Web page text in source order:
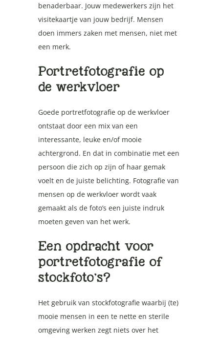
benaderbaar. Jouw medewerkers zijn het
visitekaartje van jouw bedrijf. Mensen
doen immers zaken met mensen, niet met
een merk.
Portretfotografie op
de werkvloer
Goede portretfotografie op de werkvloer
ontstaat door een mix van een
interessante, leuke en/of mooie
achtergrond. En dat in combinatie met een
persoon die zich op zijn of haar gemak
voelt en de juiste belichting. Fotografie van
mensen op de werkvloer wordt vaak
gemaakt als de foto’s een juiste indruk
moeten geven van het werk.
Een opdracht voor
portretfotografie of
stockfoto’s?
Het gebruik van stockfotografie waarbij (te)
mooie mensen in een te nette en sterile
omgeving werken zegt niets over het